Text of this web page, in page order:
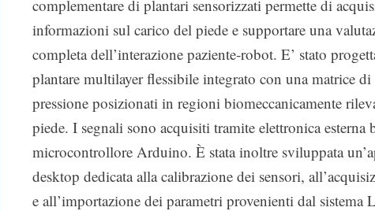
complementare di plantari sensorizzati permette di
informazioni sul carico del piede e supportare una
completa dell’interazione paziente‑robot. E’ stato
plantare multilayer flessibile integrato con una matrice
pressione posizionati in regioni biomeccanicamente
piede. I segnali sono acquisiti tramite elettronica esterna
microcontrollore Arduino. È stata inoltre sviluppata
desktop dedicata alla calibrazione dei sensori,
e all’importazione dei parametri provenienti dal sistema